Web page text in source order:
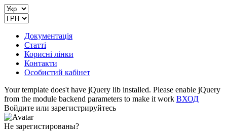
Документація
Статті
Корисні лінки
Контакти
Особистий кабінет
Your template does't have jQuery lib installed. Please enable jQuery
from the module backend parameters to make it work ВХОД
Войдите или зарегистрируйтесь
Не зарегистированы?